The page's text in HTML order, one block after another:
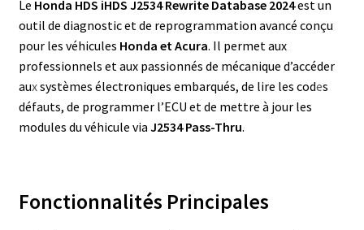
Le Honda HDS iHDS J2534 Rewrite Database 2024est un
outil de diagnostic et de reprogrammation avancé conçu
pour les véhicules Honda et Acura. Il permet aux
professionnels et aux passionnés de mécanique d’accéder
auxsystèmes électroniques embarqués, de lire les codes
défauts, de programmer l’ECU et de mettre à jour les
modules du véhicule via J2534 Pass-Thru.
Fonctionnalités Principales